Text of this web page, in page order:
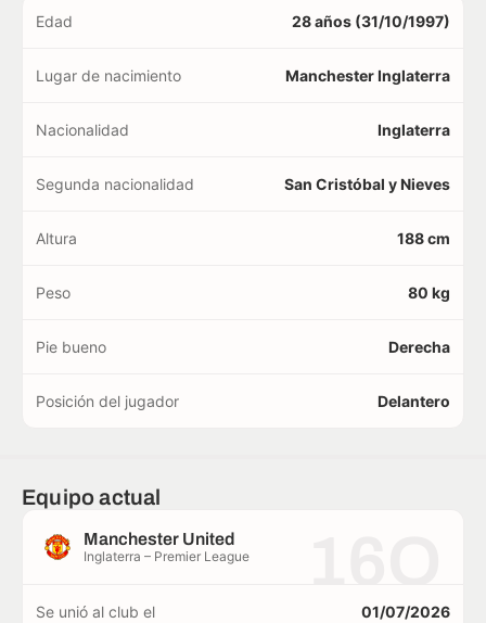
Edad 28 años (31/10/1997)
Lugar de nacimiento Manchester Inglaterra
Nacionalidad Inglaterra
Segunda nacionalidad San Cristóbal y Nieves
Altura 188 cm
Peso 80 kg
Pie bueno Derecha
Posición del jugador Delantero
Equipo actual
Manchester United
Inglaterra – Premier League
Se unió al club el 01/07/2026